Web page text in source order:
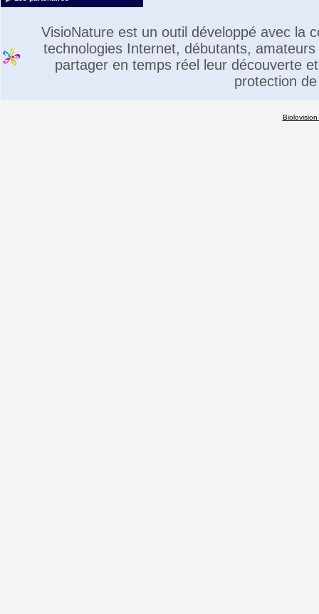
VisioNature est un outil développé avec la
technologies Internet, débutants,
partager en temps réel leur découverte
protection
Biolovision